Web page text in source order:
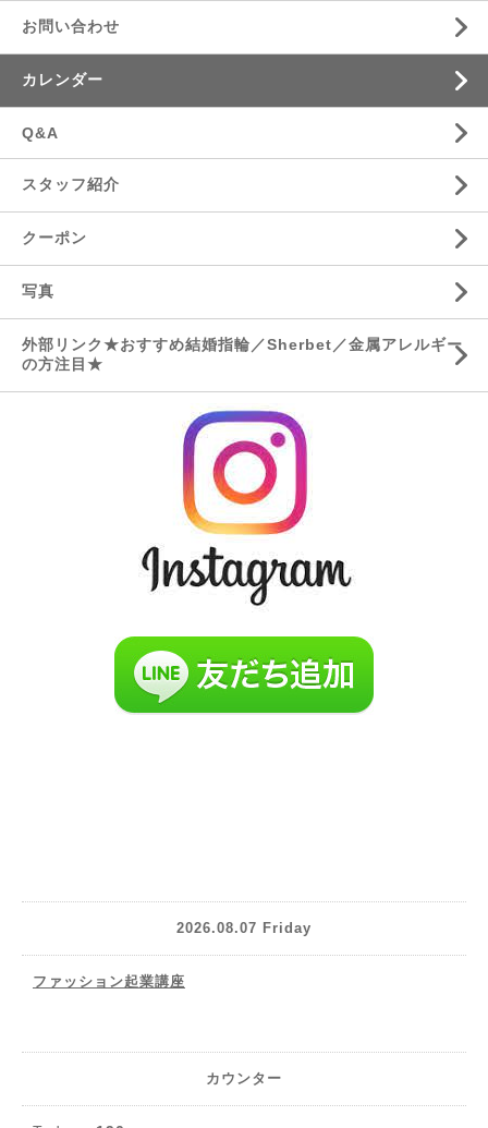
お問い合わせ
カレンダー
Q&A
スタッフ紹介
クーポン
写真
外部リンク★おすすめ結婚指輪／Sherbet／金属アレルギー
の方注目★
2026.08.07 Friday
ファッション起業講座
カウンター